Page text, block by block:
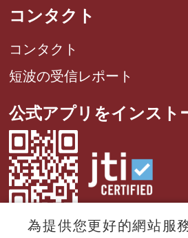
コンタクト
コンタクト
短波の受信レポート
公式アプリをインスト
為提供您更好的網站服